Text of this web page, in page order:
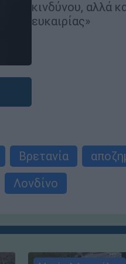
κινδύνου, αλλά
ευκαιρίας»
Βρετανία
Λονδίνο